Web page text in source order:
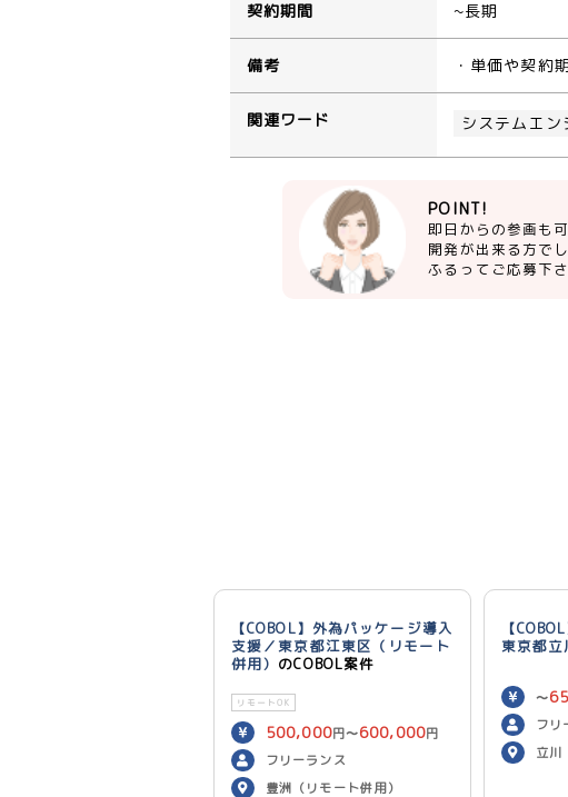
契約期間 ~長期
備考 ・単価や契約
関連ワード システムエン
POINT!
即日からの参画も
開発が出来る方で
ふるってご応募下さ
【COBOL】外為パッケージ導入
支援／東京都江東区（リモート
併用） のCOBOL案件
リモートOK
500,000円〜600,000円
／月
フリーランス
豊洲（リモート併用）
【
東京都立
〜
フリ
立川